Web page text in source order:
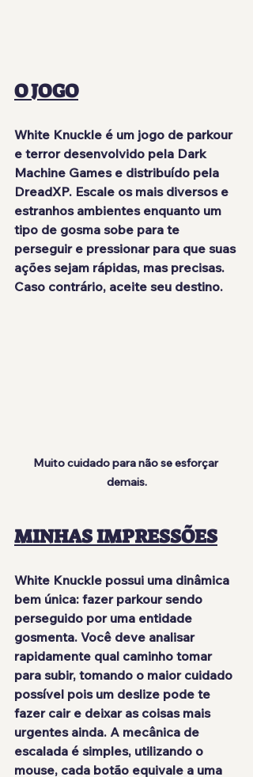
O JOGO
White Knuckle é um jogo de parkour
e terror desenvolvido pela Dark
Machine Games e distribuído pela
DreadXP. Escale os mais diversos e
estranhos ambientes enquanto um
tipo de gosma sobe para te
perseguir e pressionar para que suas
ações sejam rápidas, mas precisas.
Caso contrário, aceite seu destino.
Muito cuidado para não se esforçar
demais.
MINHAS IMPRESSÕES
White Knuckle possui uma dinâmica
bem única: fazer parkour sendo
perseguido por uma entidade
gosmenta. Você deve analisar
rapidamente qual caminho tomar
para subir, tomando o maior cuidado
possível pois um deslize pode te
fazer cair e deixar as coisas mais
urgentes ainda. A mecânica de
escalada é simples, utilizando o
mouse, cada botão equivale a uma